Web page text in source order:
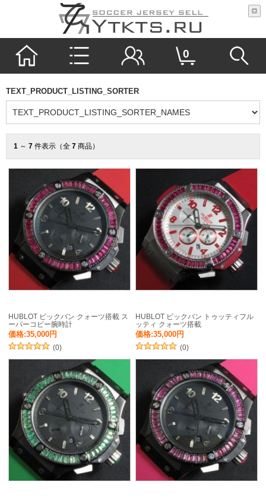
0
TEXT_PRODUCT_LISTING_SORTER
1 ～ 7 件表示（全 7 商品）
HUBLOT ビックバン クォーツ搭載 ス
ーパーコピー腕時計
価格:35,000円
(0)
HUBLOT ビックバン トゥッティフル
ッティ クォーツ搭載
価格:35,000円
(0)